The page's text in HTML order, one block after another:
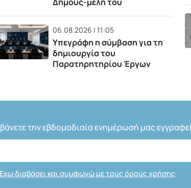
06.08.2026 | 11:05
Υπεγράφη η σύμβαση για τη
δημιουργία του
Παρατηρητηρίου Έργων
την εβδομαδιαία ενημέρωσή μας
διαβάσει και συμφωνώ με τους όρους χρήσης